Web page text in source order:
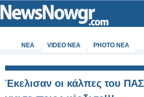
ΝΕΑ VIDEO NEA PHOTO NEA
Έκελισαν οι κάλπες του